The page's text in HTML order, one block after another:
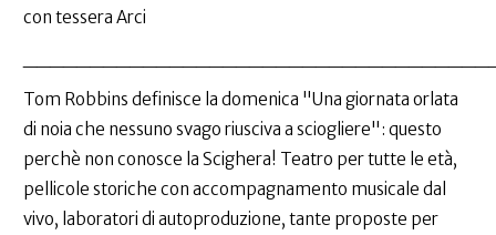
con tessera Arci
Tom Robbins definisce la domenica "Una giornata orlata
di noia che nessuno svago riusciva a sciogliere": questo
perchè non conosce la Scighera! Teatro per tutte le età,
pellicole storiche con accompagnamento musicale dal
vivo, laboratori di autoproduzione, tante proposte per